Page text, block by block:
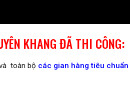
KHANG ĐÃ THI CÔNG:
toàn bộ các gian hàng tiêu chuẩn